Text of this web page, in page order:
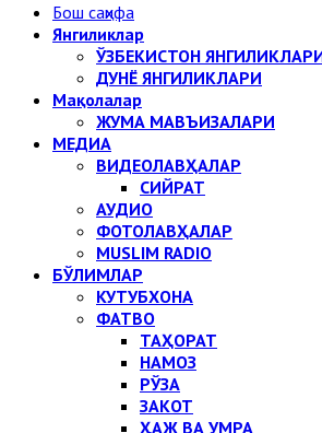
Бош саҳифа
Янгиликлар
ЎЗБЕКИСТОН
ДУНЁ ЯНГИЛИКЛАРИ
Мақолалар
ЖУМА МАВЪИЗАЛАРИ
МЕДИА
ВИДЕОЛАВҲАЛАР
СИЙРАТ
АУДИО
ФОТОЛАВҲАЛАР
MUSLIM RADIO
БЎЛИМЛАР
КУТУБХОНА
ФАТВО
ТАҲОРАТ
НАМОЗ
РЎЗА
ЗАКОТ
ҲАЖ ВА УМРА